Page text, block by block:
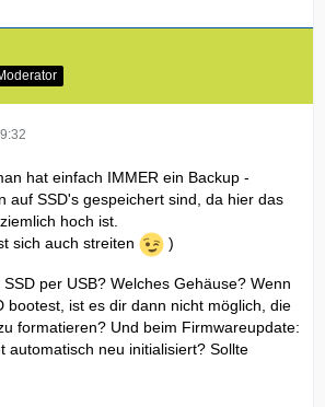
hat einfach IMMER ein Backup -
auf SSD's gespeichert sind, da hier das
hoch ist.
sich auch streiten
)
per USB? Welches Gehäuse? Wenn
bootest, ist es dir dann nicht möglich, die
formatieren? Und beim Firmwareupdate:
automatisch neu initialisiert? Sollte